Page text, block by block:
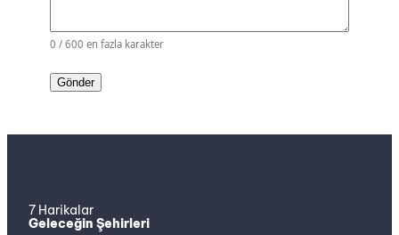
0 / 600 en fazla karakter
7 Harikalar
Geleceğin Şehirleri